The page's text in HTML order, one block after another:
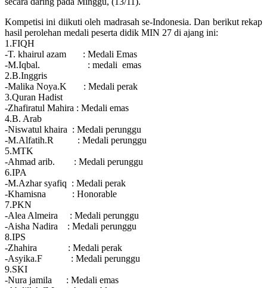
Kompetisi ini diikuti oleh madrasah se-Indonesia. Dan berikut rekap
hasil perolehan medali peserta didik MIN 27 di ajang ini:
1.FIQH
-T. khairul azam : Medali Emas
-M.Iqbal. : medali emas
2.B.Inggris
-Malika Noya.K : Medali perak
3.Quran Hadist
-Zhafiratul Mahira : Medali emas
4.B. Arab
-Niswatul khaira : Medali perunggu
-M.Alfatih.R : Medali perunggu
5.MTK
-Ahmad arib. : Medali perunggu
6.IPA
-M.Azhar syafiq : Medali perak
-Khamisna : Honorable
7.PKN
-Alea Almeira : Medali perunggu
-Aisha Nadira : Medali perunggu
8.IPS
-Zhahira : Medali perak
-Asyika.F : Medali perunggu
9.SKI
-Nura jamila : Medali emas